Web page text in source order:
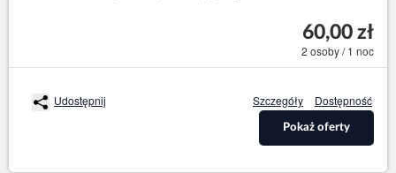
60,00 zł
2 osoby / 1 noc
Udostępnij Szczegóły Dostępność
Pokaż oferty